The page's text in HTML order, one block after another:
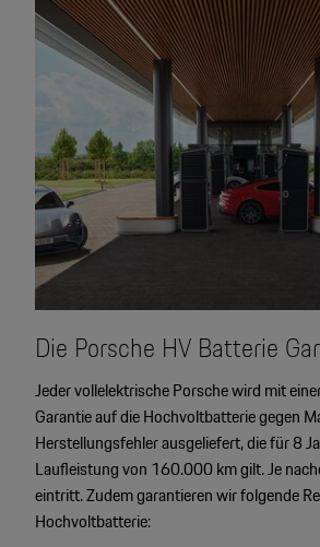
Elektro-Pionier.
Sound.
Jetzt den
Porsche Taycan Turbo S
Gedrückt halten für
Die Porsche HV Batterie
Jeder vollelektrische Porsche wird mit
Garantie auf die Hochvoltbatterie gegen
Herstellungsfehler ausgeliefert, die für 8
Laufleistung von 160.000 km gilt. Je
eintritt. Zudem garantieren wir folgende
Hochvoltbatterie: